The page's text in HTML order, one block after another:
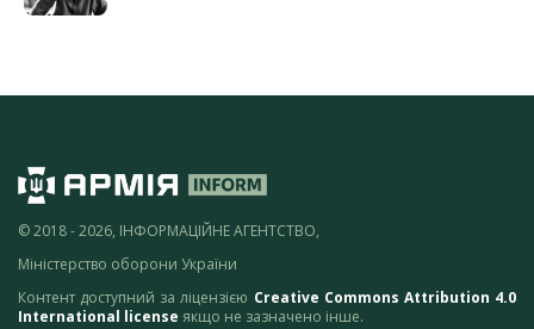
© 2018 - 2026, ІНФОРМАЦІЙНЕ АГЕНТСТВО,
Міністерство оборони України
Контент доступний за ліцензією Creative Commons Attribution 4.0
International license якщо не зазначено інше.